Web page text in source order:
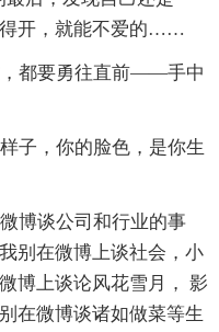
开，就能不爱的……
，都要勇往直前――手中
子，你的脸色，是你生
博谈公司和行业的事
别在微博上谈社会，小
博上谈论风花雪月， 影
在微博谈诸如做菜等生